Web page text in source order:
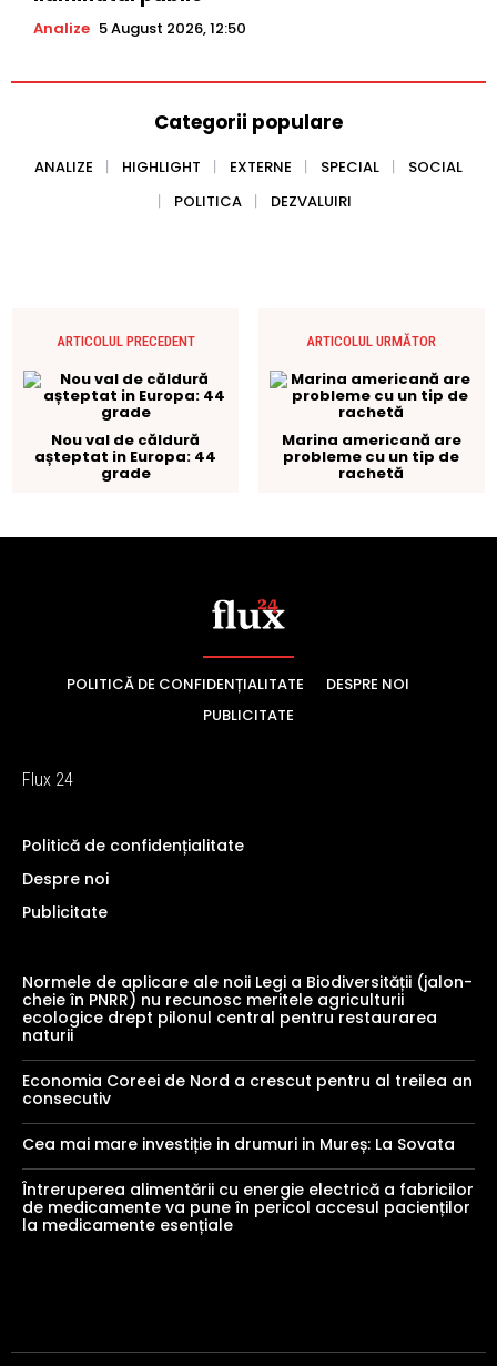
POLITICĂ DE CONFIDENȚIALITATE
DESPRE NOI
PUBLICITATE
Flux 24
Politică de confidențialitate
Despre noi
Publicitate
Normele de aplicare ale noii Legi a Biodiversității (jalon-
cheie în PNRR) nu recunosc meritele agriculturii
ecologice drept pilonul central pentru restaurarea
naturii
Economia Coreei de Nord a crescut pentru al treilea an
consecutiv
Cea mai mare investiție in drumuri in Mureș: La Sovata
Întreruperea alimentării cu energie electrică a fabricilor
de medicamente va pune în pericol accesul pacienților
la medicamente esențiale